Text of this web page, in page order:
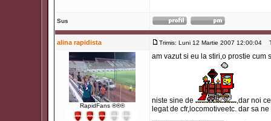
Sus
alina rapidista Trimis: Luni 12 Martie 2007 12:00:04
RapidFans ®®®
am vazut si eu la stiri,o prostie cum
niste sine de
,dar noi
legat de cfr,locomotiveetc. dar sa